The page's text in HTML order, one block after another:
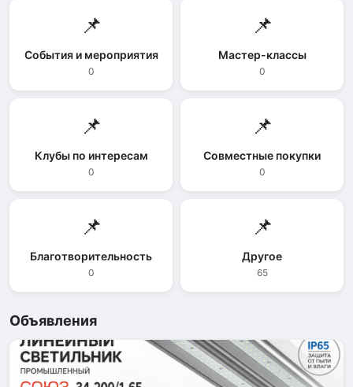
📌
События и мероприятия
0
📌
Мастер-классы
0
📌
Клубы по интересам
0
📌
Совместные покупки
0
📌
Благотворительность
0
📌
Другое
65
Объявления